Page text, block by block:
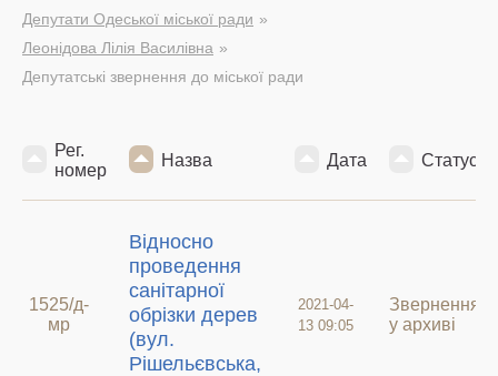
Депутати Одеської міської ради
Леонідова Лілія Василівна
Депутатські звернення до міської ради
Рег.
номер
Назва Дата Статус
1525/д-
мр
Відносно
проведення
санітарної
обрізки дерев
(вул.
Рішельєвська,
2021-04-
13 09:05
Звернення
у архиві